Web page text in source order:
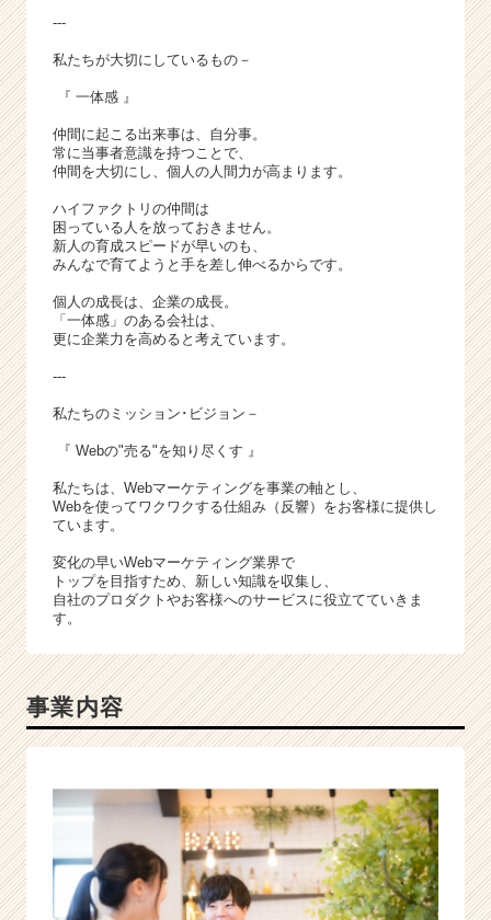
r
r
e
e
---
私たちが大切にしているもの－
『 一体感 』
仲間に起こる出来事は、自分事。
常に当事者意識を持つことで、
仲間を大切にし、個人の人間力が高まります。
ハイファクトリの仲間は
困っている人を放っておきません。
新人の育成スピードが早いのも、
みんなで育てようと手を差し伸べるからです。
個人の成長は、企業の成長。
「一体感」のある会社は、
更に企業力を高めると考えています。
---
私たちのミッション･ビジョン－
『 Webの"売る"を知り尽くす 』
私たちは、Webマーケティングを事業の軸とし、
Webを使ってワクワクする仕組み（反響）をお客様に提供し
ています。
変化の早いWebマーケティング業界で
トップを目指すため、新しい知識を収集し、
自社のプロダクトやお客様へのサービスに役立てていきま
す。
事業内容